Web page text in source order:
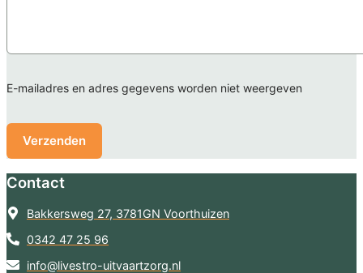
E-mailadres en adres gegevens worden niet weergeven
Contact
Bakkersweg 27, 3781GN Voorthuizen
0342 47 25 96
info@livestro-uitvaartzorg.nl